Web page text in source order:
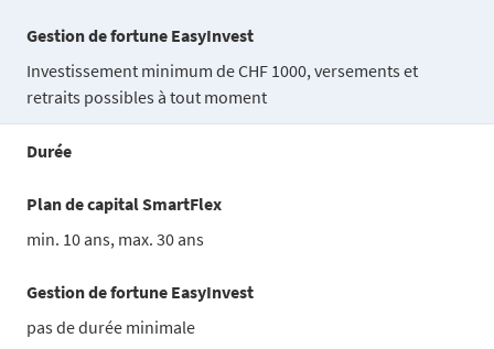
Gestion de fortune EasyInvest
Investissement minimum de CHF 1000, versements et
retraits possibles à tout moment
Durée
Plan de capital SmartFlex
min. 10 ans, max. 30 ans
Gestion de fortune EasyInvest
pas de durée minimale